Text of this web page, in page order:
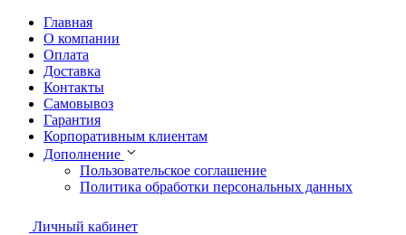
Главная
О компании
Оплата
Доставка
Контакты
Самовывоз
Гарантия
Корпоративным клиентам
Дополнение
Пользовательское соглашение
Политика обработки персональных данных
Личный кабинет